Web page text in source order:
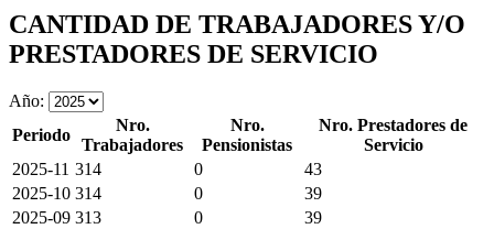
CANTIDAD DE TRABAJADORES Y/O
PRESTADORES DE SERVICIO
Año:
Periodo
Nro.
Trabajadores
Nro.
Pensionistas
Nro. Prestadores de
Servicio
2025-11 314 0
43
2025-10 314 0
39
2025-09 313 0
39